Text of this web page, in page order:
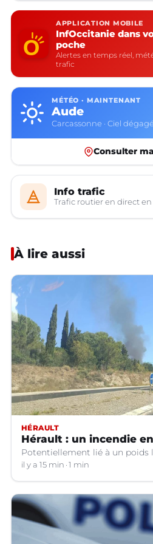
APPLICATION MOBILE
InfOccitanie dans
poche
Alertes en temps réel,
trafic
MÉTÉO · MAINTENANT
Aude
Carcassonne · Ciel dégagé
Consulter
Info trafic
Trafic routier en direct
À lire aussi
HÉRAULT
Hérault : un incendie
Potentiellement lié à un poids
il y a 15 min 1 min